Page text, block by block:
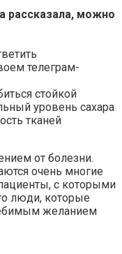
рассказала, можно
телеграм-
стойкой
уровень сахара
тканей
от болезни.
очень многие
с которыми
люди, которые
желанием